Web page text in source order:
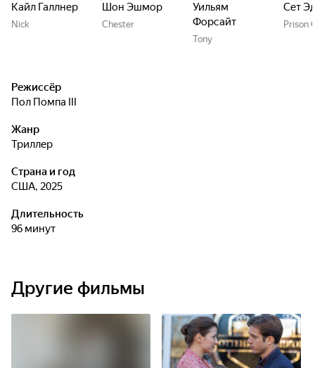
Кайл Галлнер
Nick
Шон Эшмор
Chester
Уильям
Форсайт
Tony
Сет
Prison
Режиссёр
Пол Помпа III
Жанр
триллер
Страна и год
США, 2025
Длительность
96 минут
Другие фильмы